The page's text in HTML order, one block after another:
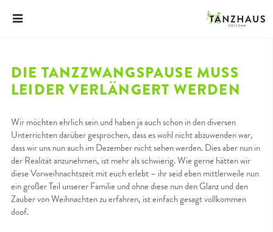
DIE TANZZWANGSPAUSE MUSS
LEIDER VERLÄNGERT WERDEN
Wir möchten ehrlich sein und haben ja auch schon in den diversen
Unterrichten darüber gesprochen, dass es wohl nicht abzuwenden war,
dass wir uns nun auch im Dezember nicht sehen werden. Dies aber nun in
der Realität anzunehmen, ist mehr als schwierig. Wie gerne hätten wir
diese Vorweihnachtszeit mit euch erlebt – ihr seid eben mittlerweile nun
ein großer Teil unserer Familie und ohne diese nun den Glanz und den
Zauber von Weihnachten zu erfahren, ist einfach gesagt vollkommen
doof.